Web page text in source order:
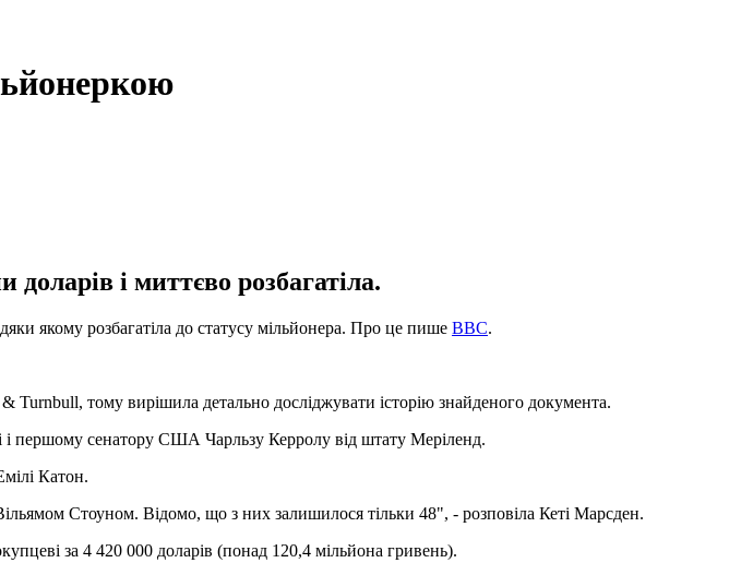
і миттєво розбагатіла.
якому розбагатіла до статусу мільйонера. Про це пише ВВС.
Turnbull, тому вирішила детально досліджувати історію знайденого документа.
і першому сенатору США Чарльзу Керролу від штату Меріленд.
Катон.
Стоуном. Відомо, що з них залишилося тільки 48", - розповіла Кеті Марсден.
за 4 420 000 доларів (понад 120,4 мільйона гривень).